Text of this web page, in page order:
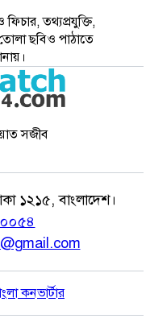
তথ্যপ্রযুক্তি,
ছবিও পাঠাতে
সজীব
১২১৫, বাংলাদেশ।
কনভার্টার